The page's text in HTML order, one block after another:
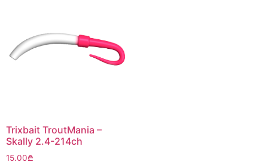
Trixbait TroutMania –
Skally 2.4-214ch
15.00₾